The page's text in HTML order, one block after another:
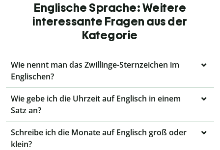
Englische Sprache: Weitere
interessante Fragen aus der
Kategorie
Wie nennt man das Zwillinge-Sternzeichen im
Englischen?
Wie gebe ich die Uhrzeit auf Englisch in einem
Satz an?
Schreibe ich die Monate auf Englisch groß oder
klein?